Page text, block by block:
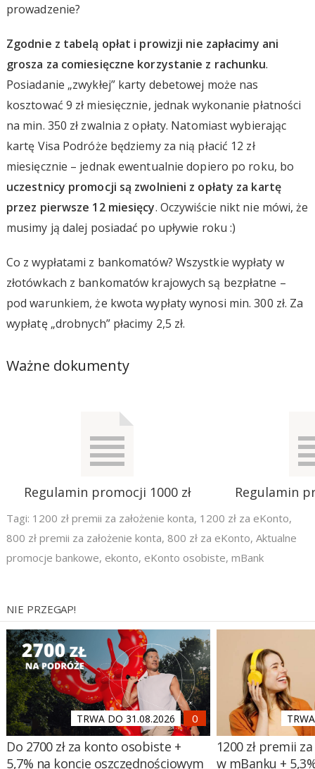
prowadzenie?
Zgodnie z tabelą opłat i prowizji nie zapłacimy ani
grosza za comiesięczne korzystanie z rachunku.
Posiadanie „zwykłej” karty debetowej może nas
kosztować 9 zł miesięcznie, jednak wykonanie płatności
na min. 350 zł zwalnia z opłaty. Natomiast wybierając
kartę Visa Podróże będziemy za nią płacić 12 zł
miesięcznie – jednak ewentualnie dopiero po roku, bo
uczestnicy promocji są zwolnieni z opłaty za kartę
przez pierwsze 12 miesięcy. Oczywiście nikt nie mówi, że
musimy ją dalej posiadać po upływie roku :)
Co z wypłatami z bankomatów? Wszystkie wypłaty w
złotówkach z bankomatów krajowych są bezpłatne –
pod warunkiem, że kwota wypłaty wynosi min. 300 zł. Za
wypłatę „drobnych” płacimy 2,5 zł.
Ważne dokumenty
Regulamin promocji 1000 zł Regulamin
Tagi: 1200 zł premii za założenie konta, 1200 zł za eKonto,
800 zł premii za założenie konta, 800 zł za eKonto, Aktualne
promocje bankowe, ekonto, eKonto osobiste, mBank
NIE PRZEGAP!
TRWA DO 31.08.2026
Do 2700 zł za konto osobiste +
5,7% na koncie oszczędnościowym
1200 zł premii
w mBanku +